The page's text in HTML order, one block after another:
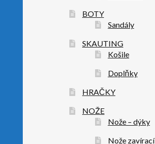
BOTY
Sandály
SKAUTING
Košile
Doplňky
HRAČKY
NOŽE
Nože – dýky
Nože zavírací